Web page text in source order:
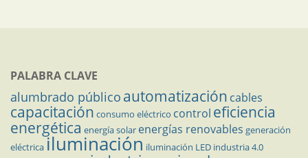
PALABRA CLAVE
alumbrado público automatización cables
capacitación consumo eléctrico control eficiencia
energética energía solar energías renovables generación
eléctricailuminación iluminación LED industria 4.0